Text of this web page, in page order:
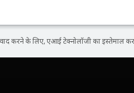
करने के लिए, एआई टेक्नोलॉजी का इस्तेमाल